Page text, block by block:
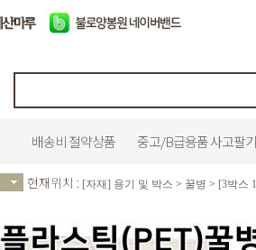
배송비 절약상품 중고/B급용품 사고팔기
현재위치 : [자재] 용기 및 박스 > 꿀병 > [3박스